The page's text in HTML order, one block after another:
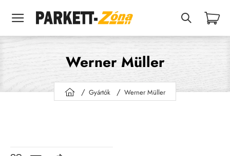
Werner Müller
h
Gyártók Werner Müller